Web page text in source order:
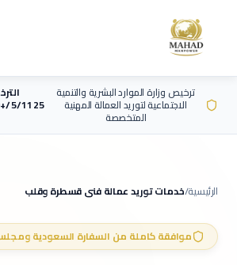
ترخيص وزارة الموارد البشرية والتنمية
الاجتماعية لتوريد العمالة المهنية
المتخصصة
5/1125
الرئيسية/خدمات توريد عمالةفني قسطرة وقلب
موافقة كاملة من السفارة السعودية